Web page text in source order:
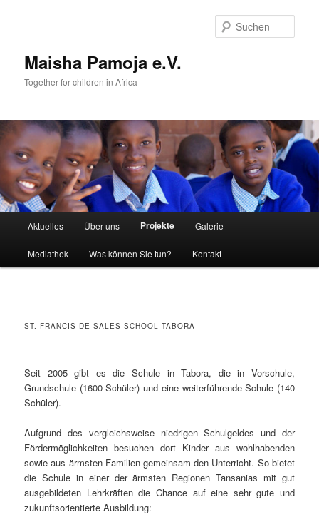
Maisha Pamoja e.V.
Together for children in Africa
Zum
Inhalt
Aktuelles Über uns Projekte Galerie
Mediathek Was können Sie tun? Kontakt
ST. FRANCIS DE SALES SCHOOL TABORA
Seit 2005 gibt es die Schule in Tabora, die in Vorschule,
Grundschule (1600 Schüler) und eine weiterführende Schule (140
Schüler).
Aufgrund des vergleichsweise niedrigen Schulgeldes und der
Fördermöglichkeiten besuchen dort Kinder aus wohlhabenden
sowie aus ärmsten Familien gemeinsam den Unterricht. So bietet
die Schule in einer der ärmsten Regionen Tansanias mit gut
ausgebildeten Lehrkräften die Chance auf eine sehr gute und
zukunftsorientierte Ausbildung: